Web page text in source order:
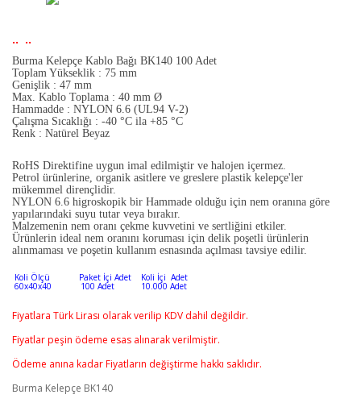
.. ..
Burma Kelepçe Kablo Bağı BK140 100 Adet
Toplam Yükseklik : 75 mm
Genişlik : 47 mm
Max. Kablo Toplama : 40 mm Ø
Hammadde : NYLON 6.6 (UL94 V-2)
Çalışma Sıcaklığı : -40 °C ila +85 °C
Renk : Natürel Beyaz
RoHS Direktifine uygun imal edilmiştir ve halojen içermez.
Petrol ürünlerine, organik asitlere ve greslere plastik kelepçe'ler
mükemmel dirençlidir.
NYLON 6.6 higroskopik bir Hammade olduğu için nem oranına göre
yapılarındaki suyu tutar veya bırakır.
Malzemenin nem oranı çekme kuvvetini ve sertliğini etkiler.
Ürünlerin ideal nem oranını koruması için delik poşetli ürünlerin
alınmaması ve poşetin kullanım esnasında açılması tavsiye edilir.
Koli Ölçü Paket İçi Adet Koli İçi Adet
60x40x40 100 Adet 10.000 Adet
Fiyatlara Türk Lirası olarak verilip KDV dahil değildir.
Fiyatlar peşin ödeme esas alınarak verilmiştir.
Ödeme anına kadar Fiyatların değiştirme hakkı saklıdır.
Burma Kelepçe BK140